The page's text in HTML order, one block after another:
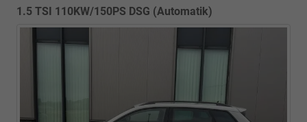
1.5 TSI 110KW/150PS DSG (Automatik)